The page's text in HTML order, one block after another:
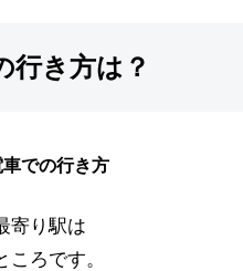
行き方は？
での行き方
寄り駅は
ころです。